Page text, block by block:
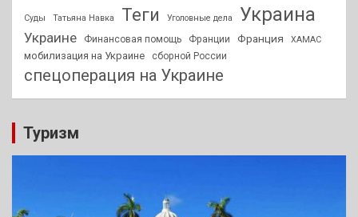
Суды Татьяна Навка Теги Уголовные дела Украина
Украине Финансовая помощь Франции Франция ХАМАС
мобилизация на Украине сборной России
спецоперация на Украине
Туризм